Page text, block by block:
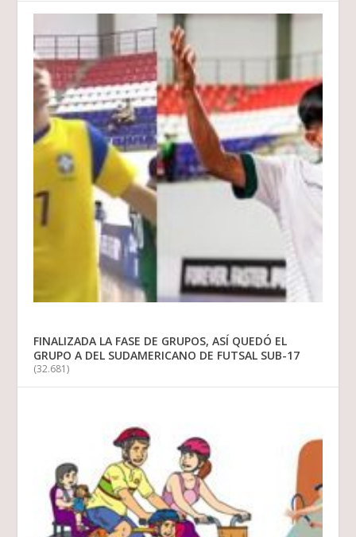
FINALIZADA LA FASE DE GRUPOS, ASÍ QUEDÓ EL
GRUPO A DEL SUDAMERICANO DE FUTSAL SUB-17
(32.681)